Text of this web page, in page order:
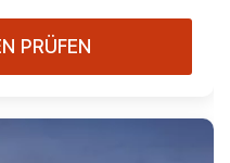
PRÜFEN